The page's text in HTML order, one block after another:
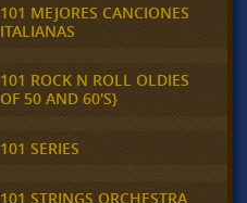
101 MEJORES CANCIONES
ITALIANAS
101 ROCK N ROLL OLDIES
OF 50 AND 60'S}
101 SERIES
101 STRINGS ORCHESTRA